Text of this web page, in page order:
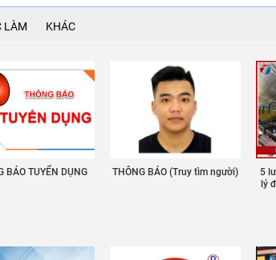
LÀM KHÁC
BÁO TUYỂN DỤNG THÔNG BÁO (Truy tìm người)
5
lý